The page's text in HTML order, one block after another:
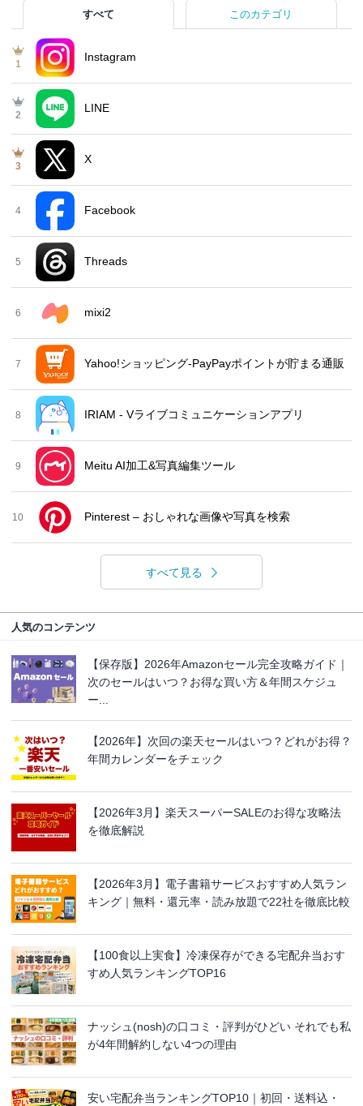
すべて このカテゴリ
1
Instagram
2
LINE
3
X
4 Facebook
5 Threads
6 mixi2
7 Yahoo!ショッピング-PayPayポイントが貯まる通販
8 IRIAM - Vライブコミュニケーションアプリ
9 Meitu AI加工&写真編集ツール
10 Pinterest – おしゃれな画像や写真を検索
すべて見る
人気のコンテンツ
【保存版】2026年Amazonセール完全攻略ガイド｜
次のセールはいつ？お得な買い方＆年間スケジュ
ー...
【2026年】次回の楽天セールはいつ？どれがお得？
年間カレンダーをチェック
【2026年3月】楽天スーパーSALEのお得な攻略法
を徹底解説
【2026年3月】電子書籍サービスおすすめ人気ラン
キング｜無料・還元率・読み放題で22社を徹底比較
【100食以上実食】冷凍保存ができる宅配弁当おす
すめ人気ランキングTOP16
ナッシュ(nosh)の口コミ・評判がひどい それでも私
が4年間解約しない4つの理由
安い宅配弁当ランキングTOP10｜初回・送料込・